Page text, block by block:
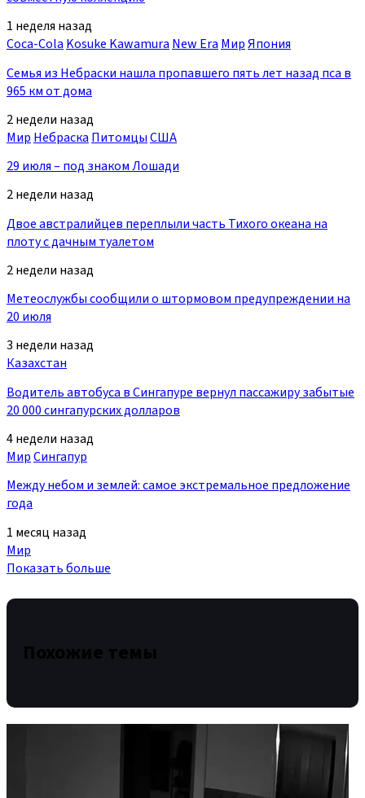
1 неделя назад
Coca-Cola Kosuke Kawamura New Era МирЯпония
Семья из Небраски нашла пропавшего пять лет назад пса в
965 км от дома
2 недели назад
Мир Небраска ПитомцыСША
29 июля – под знаком Лошади
2 недели назад
Двое австралийцев переплыли часть Тихого океана на
плоту с дачным туалетом
2 недели назад
Метеослужбы сообщили о штормовом предупреждении на
20 июля
3 недели назад
Казахстан
Водитель автобуса в Сингапуре вернул пассажиру забытые
20 000 сингапурских долларов
4 недели назад
МирСингапур
Между небом и землей: самое экстремальное предложение
года
1 месяц назад
Мир
Показать больше
Похожие темы